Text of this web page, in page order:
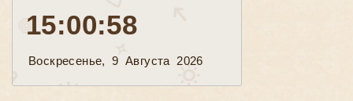
15:00:59
Воскресенье, 9 Августа 2026